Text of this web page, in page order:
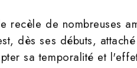
recèle de nombreuses
dès ses débuts,
sa temporalité et